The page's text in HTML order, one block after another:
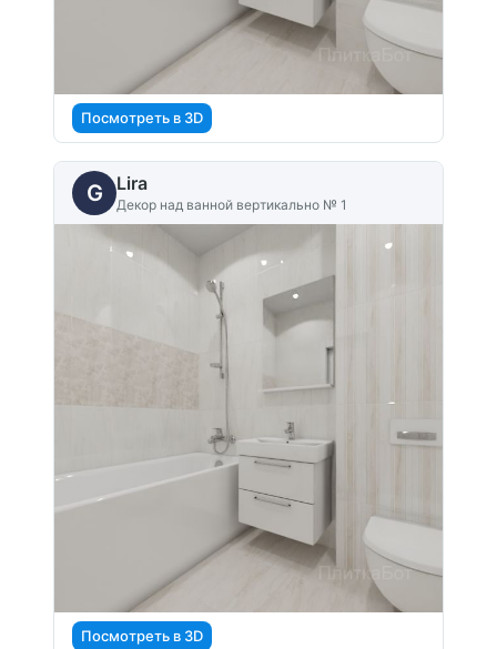
Посмотреть в 3D
G Lira
Декор над ванной вертикально № 1
Посмотреть в 3D